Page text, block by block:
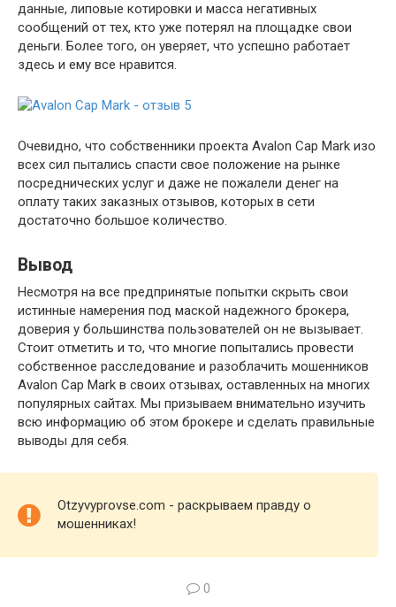
данные, липовые котировки и масса негативных
сообщений от тех, кто уже потерял на площадке свои
деньги. Более того, он уверяет, что успешно работает
здесь и ему все нравится.
Очевидно, что собственники проекта Avalon Cap Mark изо
всех сил пытались спасти свое положение на рынке
посреднических услуг и даже не пожалели денег на
оплату таких заказных отзывов, которых в сети
достаточно большое количество.
Вывод
Несмотря на все предпринятые попытки скрыть свои
истинные намерения под маской надежного брокера,
доверия у большинства пользователей он не вызывает.
Стоит отметить и то, что многие попытались провести
собственное расследование и разоблачить мошенников
Avalon Cap Mark в своих отзывах, оставленных на многих
популярных сайтах. Мы призываем внимательно изучить
всю информацию об этом брокере и сделать правильные
выводы для себя.
Otzyvyprovse.com - раскрываем правду о
мошенниках!
0